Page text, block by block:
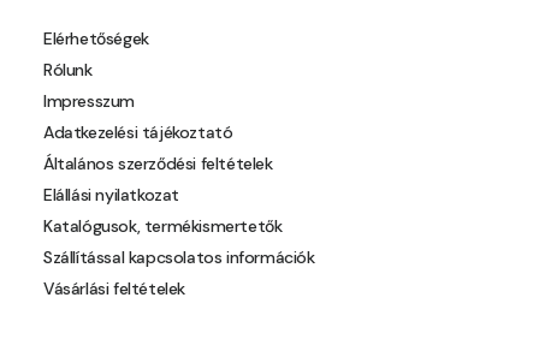
Elérhetőségek
Rólunk
Impresszum
Adatkezelési tájékoztató
Általános szerződési feltételek
Elállási nyilatkozat
Katalógusok, termékismertetők
Szállítással kapcsolatos információk
Vásárlási feltételek